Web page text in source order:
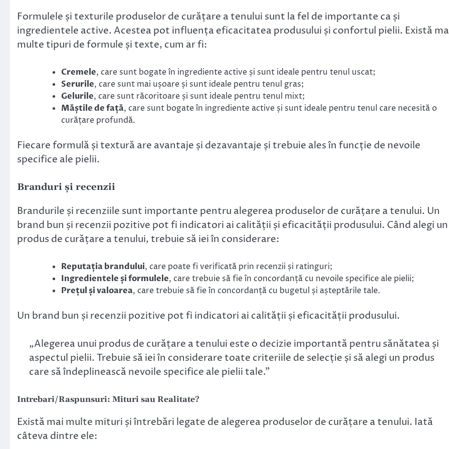
Formulele și texturile produselor de curățare a tenului sunt la fel de importante ca și
ingredientele active. Acestea pot influența eficacitatea produsului și confortul pielii. Există
multe tipuri de formule și texte, cum ar fi:
Cremele, care sunt bogate în ingrediente active și sunt ideale pentru tenul uscat;
Serurile, care sunt mai ușoare și sunt ideale pentru tenul gras;
Gelurile, care sunt răcoritoare și sunt ideale pentru tenul mixt;
Măștile de față, care sunt bogate în ingrediente active și sunt ideale pentru tenul care necesită o
curățare profundă.
Fiecare formulă și textură are avantaje și dezavantaje și trebuie ales în funcție de nevoile
specifice ale pielii.
Branduri și recenzii
Brandurile și recenziile sunt importante pentru alegerea produselor de curățare a tenului. Un
brand bun și recenzii pozitive pot fi indicatori ai calității și eficacității produsului. Când alegi un
produs de curățare a tenului, trebuie să iei în considerare:
Reputația brandului, care poate fi verificată prin recenzii și ratinguri;
Ingredientele și formulele, care trebuie să fie în concordanță cu nevoile specifice ale pielii;
Prețul și valoarea, care trebuie să fie în concordanță cu bugetul și așteptările tale.
Un brand bun și recenzii pozitive pot fi indicatori ai calității și eficacității produsului.
„Alegerea unui produs de curățare a tenului este o decizie importantă pentru sănătatea și
aspectul pielii. Trebuie să iei în considerare toate criteriile de selecție și să alegi un produs
care să îndeplinească nevoile specifice ale pielii tale.”
Intrebari/Raspunsuri: Mituri sau Realitate?
Există mai multe mituri și întrebări legate de alegerea produselor de curățare a tenului. Iată
câteva dintre ele: